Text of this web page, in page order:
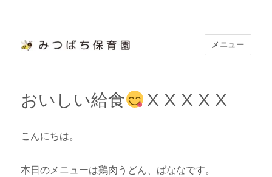
メニュー
おいしい給食 ⅩⅩⅩⅩⅩ
こんにちは。
本日のメニューは鶏肉うどん、ばななです。